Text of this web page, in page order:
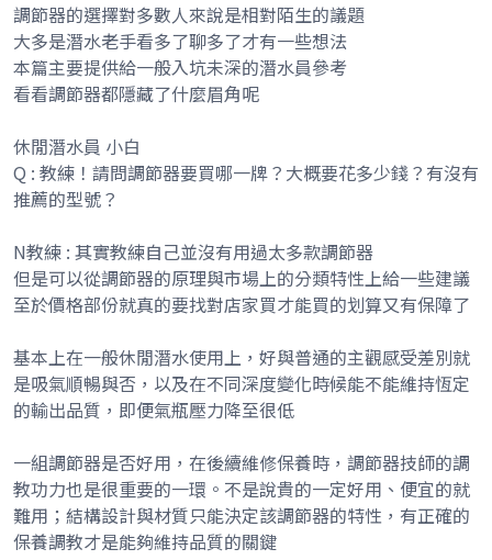
調節器的選擇對多數人來說是相對陌生的議題
大多是潛水老手看多了聊多了才有一些想法
本篇主要提供給一般入坑未深的潛水員參考
看看調節器都隱藏了什麼眉角呢
休閒潛水員 小白
Q : 教練！請問調節器要買哪一牌？大概要花多少錢？有沒有
推薦的型號？
N教練 : 其實教練自己並沒有用過太多款調節器
但是可以從調節器的原理與市場上的分類特性上給一些建議
至於價格部份就真的要找對店家買才能買的划算又有保障了
基本上在一般休閒潛水使用上，好與普通的主觀感受差別就
是吸氣順暢與否，以及在不同深度變化時候能不能維持恆定
的輸出品質，即便氣瓶壓力降至很低
一組調節器是否好用，在後續維修保養時，調節器技師的調
教功力也是很重要的一環。不是說貴的一定好用、便宜的就
難用；結構設計與材質只能決定該調節器的特性，有正確的
保養調教才是能夠維持品質的關鍵